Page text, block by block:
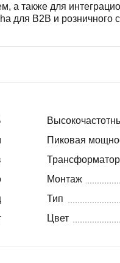
а также для
B2B и розничного
Пиковая
Трансформатор
Монтаж
Тип
Цвет